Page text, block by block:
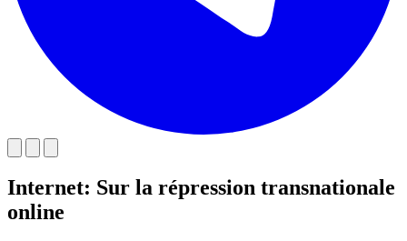
Internet: Sur la répression transnationale
online